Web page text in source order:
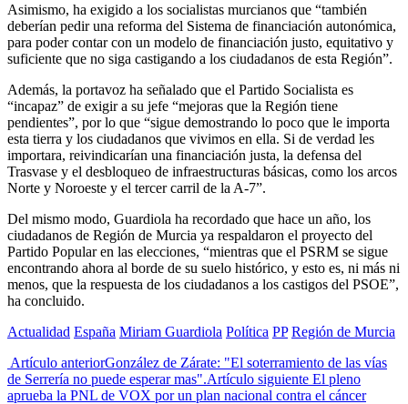
Asimismo, ha exigido a los socialistas murcianos que “también
deberían pedir una reforma del Sistema de financiación autonómica,
para poder contar con un modelo de financiación justo, equitativo y
suficiente que no siga castigando a los ciudadanos de esta Región”.
Además, la portavoz ha señalado que el Partido Socialista es
“incapaz” de exigir a su jefe “mejoras que la Región tiene
pendientes”, por lo que “sigue demostrando lo poco que le importa
esta tierra y los ciudadanos que vivimos en ella. Si de verdad les
importara, reivindicarían una financiación justa, la defensa del
Trasvase y el desbloqueo de infraestructuras básicas, como los arcos
Norte y Noroeste y el tercer carril de la A-7”.
Del mismo modo, Guardiola ha recordado que hace un año, los
ciudadanos de Región de Murcia ya respaldaron el proyecto del
Partido Popular en las elecciones, “mientras que el PSRM se sigue
encontrando ahora al borde de su suelo histórico, y esto es, ni más ni
menos, que la respuesta de los ciudadanos a los castigos del PSOE”,
ha concluido.
Actualidad España Miriam Guardiola Política PP Región de Murcia
Artículo anteriorGonzález de Zárate: "El soterramiento de las vías
de Serrería no puede esperar mas".Artículo siguiente El pleno
aprueba la PNL de VOX por un plan nacional contra el cáncer